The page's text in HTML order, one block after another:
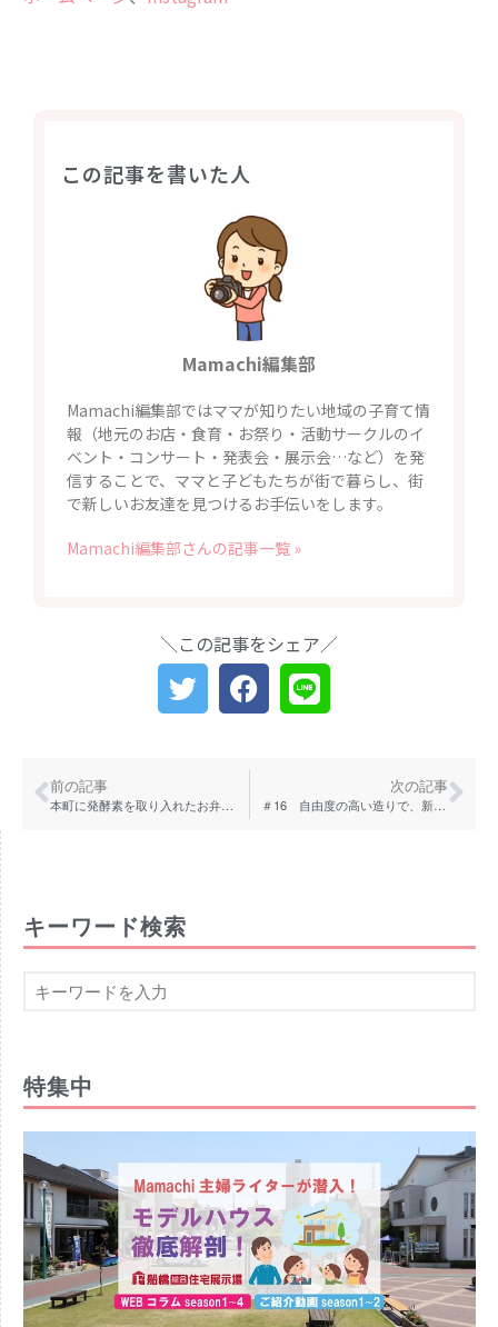
この記事を書いた人
Mamachi編集部
Mamachi編集部ではママが知りたい地域の子育て情
報（地元のお店・食育・お祭り・活動サークルのイ
ベント・コンサート・発表会・展示会…など）を発
信することで、ママと子どもたちが街で暮らし、街
で新しいお友達を見つけるお手伝いをします。
Mamachi編集部さんの記事一覧 »
＼この記事をシェア／
前の記事
本町に発酵素を取り入れたお弁当の店「＋naturi」17日オープン！腸をきれいにする手作り弁当♪
次の記事
＃16 自由度の高い造りで、新しいライフスタイルにも対応できる！積水ハウス「イズ・ロイエ」
キーワード検索
特集中